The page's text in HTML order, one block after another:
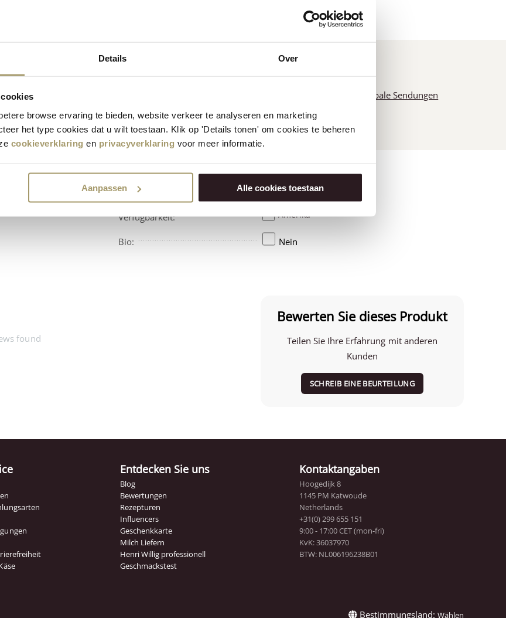
Details Over
browse ervaring te bieden, website verkeer te analyseren en marketing
het type cookies dat u wilt toestaan. Klik op 'Details tonen' om cookies te beheren
cookieverklaring en privacyverklaring voor meer informatie.
Aanpassen Alle cookies toestaan
Premium
bewertet mit 9.5
Globale Sendungen
Verfügbarkeit: Amerika
Bio: Nein
found
Bewerten Sie dieses Produkt
Teilen Sie Ihre Erfahrung mit anderen
Kunden
SCHREIB EINE BEURTEILUNG
Entdecken Sie uns
Blog
Bewertungen
Rezepturen
Influencers
Geschenkkarte
Milch Liefern
Henri Willig professionell
Geschmackstest
Kontaktangaben
Hoogedijk 8
1145 PM Katwoude
Netherlands
+31(0) 299 655 151
9:00 - 17:00 CET (mon-fri)
KvK: 36037970
BTW: NL006196238B01
Bestimmungsland: Wählen